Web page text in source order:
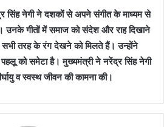
सिंह नेगी ने दशकों से अपने संगीत के माध्यम से
उनके गीतों में समाज को संदेश और राह दिखाने
सभी तरह के रंग देखने को मिलते हैं। उन्होंने
को समेटा है। मुख्यमंत्री ने नरेंद्र सिंह नेगी
व स्वस्थ जीवन की कामना की।